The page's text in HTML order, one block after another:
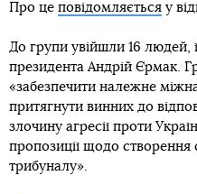
Про це повідомляється у
До групи увійшли 16 людей,
президента Андрій Єрмак.
«забезпечити належне
притягнути винних до
злочину агресії проти
пропозиції щодо
трибуналу».